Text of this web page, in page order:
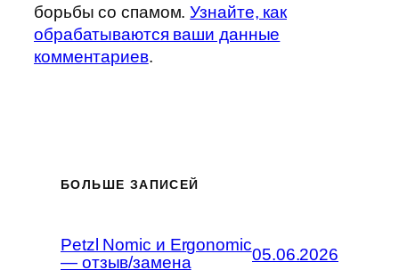
борьбы со спамом.Узнайте, как
обрабатываются ваши данные
комментариев.
БОЛЬШЕ ЗАПИСЕЙ
Petzl Nomic и Ergonomic
— отзыв/замена
05.06.2026